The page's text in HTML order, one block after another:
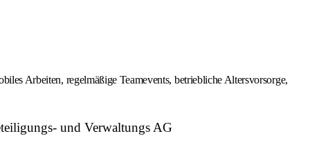
Arbeiten, regelmäßige Teamevents, betriebliche Altersvorsorge,
und Verwaltungs AG